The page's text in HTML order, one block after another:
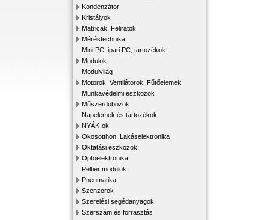
Kondenzátor
Kristályok
Matricák, Feliratok
Méréstechnika
Mini PC, ipari PC, tartozékok
Modulok
Modulvilág
Motorok, Ventilátorok, Fűtőelemek
Munkavédelmi eszközök
Műszerdobozok
Napelemek és tartozékok
NYÁK-ok
Okosotthon, Lakáselektronika
Oktatási eszközök
Optoelektronika
Peltier modulok
Pneumatika
Szenzorok
Szerelési segédanyagok
Szerszám és forrasztás